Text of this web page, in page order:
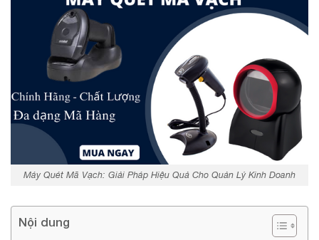
Máy Quét Mã Vạch: Giải Pháp Hiệu Quả Cho Quản Lý Kinh Doanh
Nội dung